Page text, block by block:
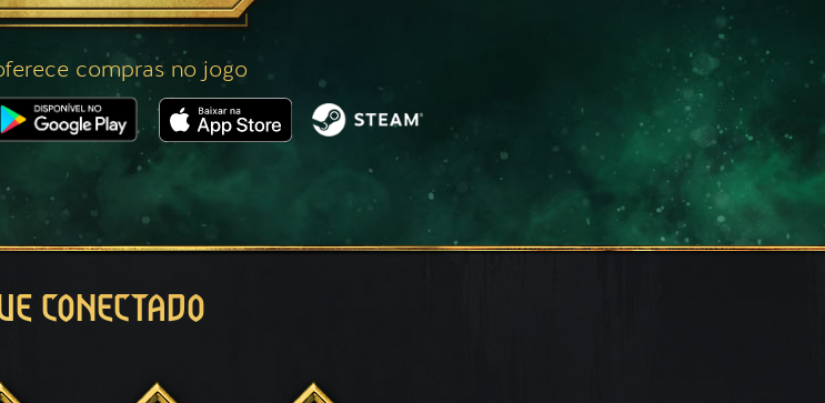
compras no jogo
CONECTADO